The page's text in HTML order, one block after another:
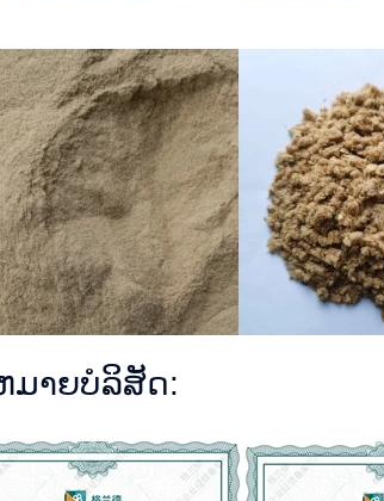
ມາຍບໍລິສັດ: